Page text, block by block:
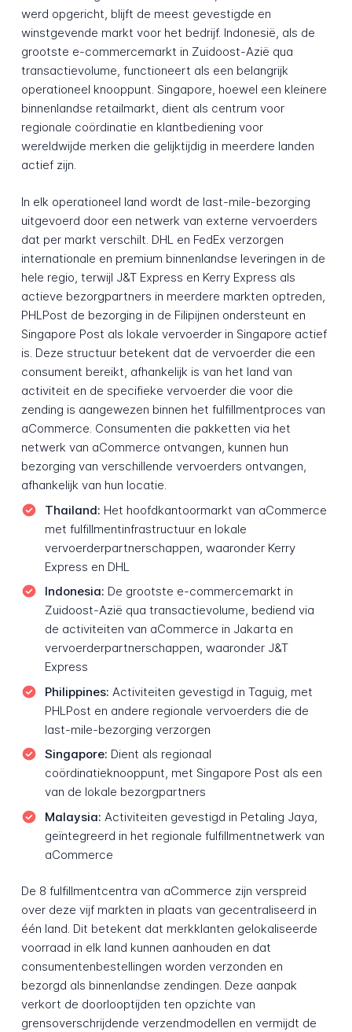
werd opgericht, blijft de meest gevestigde en
winstgevende markt voor het bedrijf. Indonesië, als de
grootste e-commercemarkt in Zuidoost-Azië qua
transactievolume, functioneert als een belangrijk
operationeel knooppunt. Singapore, hoewel een kleinere
binnenlandse retailmarkt, dient als centrum voor
regionale coördinatie en klantbediening voor
wereldwijde merken die gelijktijdig in meerdere landen
actief zijn.
In elk operationeel land wordt de last-mile-bezorging
uitgevoerd door een netwerk van externe vervoerders
dat per markt verschilt. DHL en FedEx verzorgen
internationale en premium binnenlandse leveringen in de
hele regio, terwijl J&T Express en Kerry Express als
actieve bezorgpartners in meerdere markten optreden,
PHLPost de bezorging in de Filipijnen ondersteunt en
Singapore Post als lokale vervoerder in Singapore actief
is. Deze structuur betekent dat de vervoerder die een
consument bereikt, afhankelijk is van het land van
activiteit en de specifieke vervoerder die voor die
zending is aangewezen binnen het fulfillmentproces van
aCommerce. Consumenten die pakketten via het
netwerk van aCommerce ontvangen, kunnen hun
bezorging van verschillende vervoerders ontvangen,
afhankelijk van hun locatie.
Thailand: Het hoofdkantoormarkt van aCommerce
met fulfillmentinfrastructuur en lokale
vervoerderpartnerschappen, waaronder Kerry
Express en DHL
Indonesia: De grootste e-commercemarkt in
Zuidoost-Azië qua transactievolume, bediend via
de activiteiten van aCommerce in Jakarta en
vervoerderpartnerschappen, waaronder J&T
Express
Philippines: Activiteiten gevestigd in Taguig, met
PHLPost en andere regionale vervoerders die de
last-mile-bezorging verzorgen
Singapore: Dient als regionaal
coördinatieknooppunt, met Singapore Post als een
van de lokale bezorgpartners
Malaysia: Activiteiten gevestigd in Petaling Jaya,
geïntegreerd in het regionale fulfillmentnetwerk van
aCommerce
De 8 fulfillmentcentra van aCommerce zijn verspreid
over deze vijf markten in plaats van gecentraliseerd in
één land. Dit betekent dat merkklanten gelokaliseerde
voorraad in elk land kunnen aanhouden en dat
consumentenbestellingen worden verzonden en
bezorgd als binnenlandse zendingen. Deze aanpak
verkort de doorlooptijden ten opzichte van
grensoverschrijdende verzendmodellen en vermijdt de